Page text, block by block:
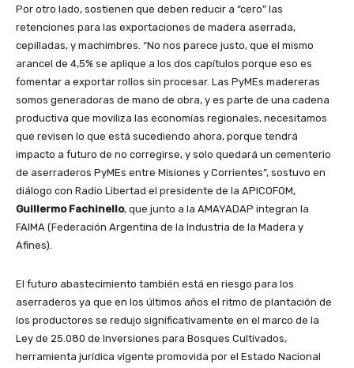
Por otro lado, sostienen que deben reducir a “cero” las
retenciones para las exportaciones de madera aserrada,
cepilladas, y machimbres. “No nos parece justo, que el mismo
arancel de 4,5% se aplique a los dos capítulos porque eso es
fomentar a exportar rollos sin procesar. Las PyMEs madereras
somos generadoras de mano de obra, y es parte de una cadena
productiva que moviliza las economías regionales, necesitamos
que revisen lo que está sucediendo ahora, porque tendrá
impacto a futuro de no corregirse, y solo quedará un cementerio
de aserraderos PyMEs entre Misiones y Corrientes”, sostuvo en
diálogo con Radio Libertad el presidente de la APICOFOM,
Guillermo Fachinello, que junto a la AMAYADAP integran la
FAIMA (Federación Argentina de la Industria de la Madera y
Afines).
El futuro abastecimiento también está en riesgo para los
aserraderos ya que en los últimos años el ritmo de plantación de
los productores se redujo significativamente en el marco de la
Ley de 25.080 de Inversiones para Bosques Cultivados,
herramienta jurídica vigente promovida por el Estado Nacional